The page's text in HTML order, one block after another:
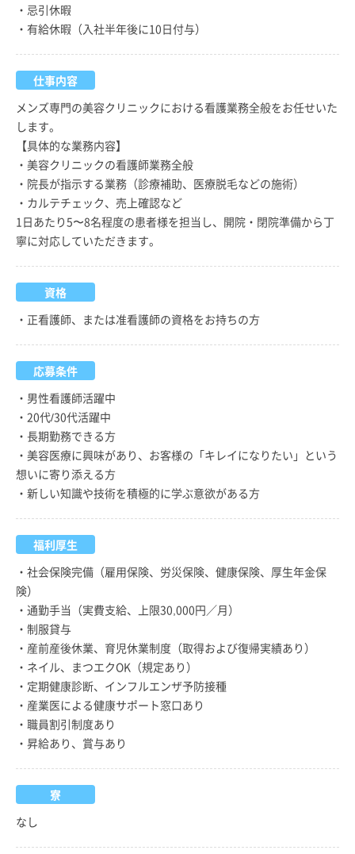
・忌引休暇
・有給休暇（入社半年後に10日付与）
仕事内容
メンズ専門の美容クリニックにおける看護業務全般をお任せいた
します。
【具体的な業務内容】
・美容クリニックの看護師業務全般
・院長が指示する業務（診療補助、医療脱毛などの施術）
・カルテチェック、売上確認など
1日あたり5〜8名程度の患者様を担当し、開院・閉院準備から丁
寧に対応していただきます。
資格
・正看護師、または准看護師の資格をお持ちの方
応募条件
・男性看護師活躍中
・20代/30代活躍中
・長期勤務できる方
・美容医療に興味があり、お客様の「キレイになりたい」という
想いに寄り添える方
・新しい知識や技術を積極的に学ぶ意欲がある方
福利厚生
・社会保険完備（雇用保険、労災保険、健康保険、厚生年金保
険）
・通勤手当（実費支給、上限30,000円／月）
・制服貸与
・産前産後休業、育児休業制度（取得および復帰実績あり）
・ネイル、まつエクOK（規定あり）
・定期健康診断、インフルエンザ予防接種
・産業医による健康サポート窓口あり
・職員割引制度あり
・昇給あり、賞与あり
寮
なし